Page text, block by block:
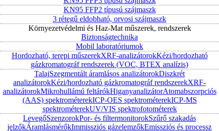
KN95 FFP2 típusú szájmaszk
3 rétegű eldobható, orvosi szájmaszk
Környezetvédelmi és Haz-Mat műszerek, rendszerek
Biztonságtechnika
Mobil laboratóriumok
Hordozható, terepi műszerekXRF-analizátorokKézi/hordozható
gázkromatográf rendszerek (VOC, BTEX analízis)
TalajSzegmentált áramlásos analizátorokDiszkrét
analizátorokKézi/hordozható gázkromatográf rendszerekXRF-
analizátorokMikrohullámú feltárókHiganyanalizátorAtomabszorpciós
(AAS) spektrométerekICP-OES spektrométerekICP-MS
spektrométerekUV/VIS spektrofotométerek
LevegőSzenzorokPor- és filtermonitorokSzűrő szakadás
jelzőkÁramlásmérőkImmissziós gázelemzőkEmissziós és processz